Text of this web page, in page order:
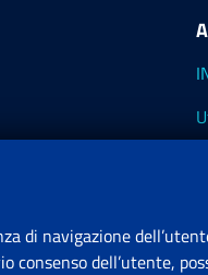
di navigazione
consenso dell’utente,